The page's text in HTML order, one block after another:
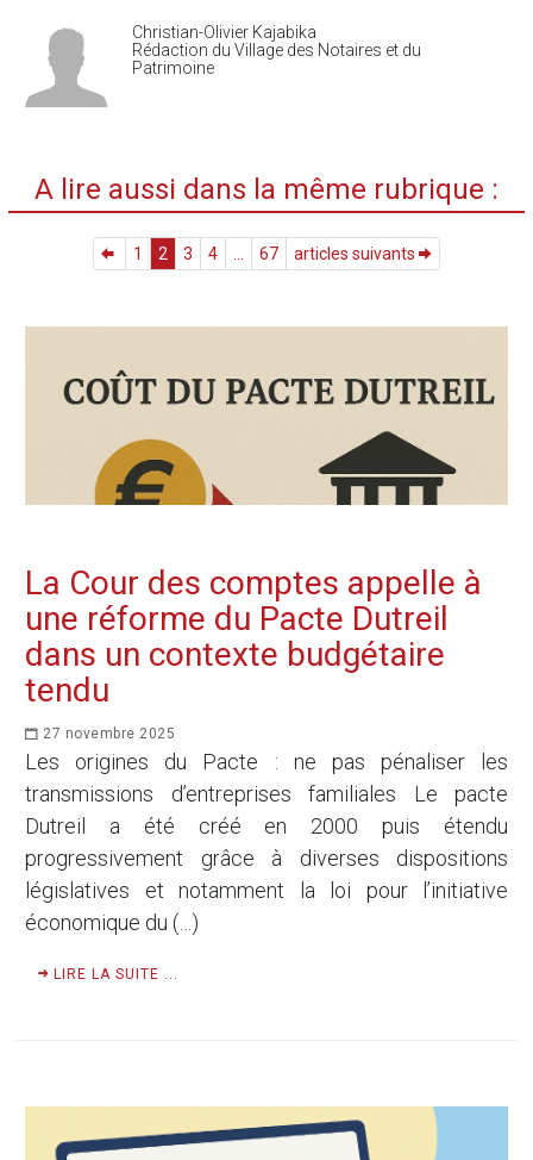
Christian-Olivier Kajabika
Rédaction du Village des Notaires et du
Patrimoine
A lire aussi dans la même rubrique :
1 2 3 4 67 articles suivants
La Cour des comptes appelle à
une réforme du Pacte Dutreil
dans un contexte budgétaire
tendu
27 novembre 2025
Les origines du Pacte : ne pas pénaliser les
transmissions d’entreprises familiales Le pacte
Dutreil a été créé en 2000 puis étendu
progressivement grâce à diverses dispositions
législatives et notamment la loi pour l’initiative
économique du (…)
LIRE LA SUITE ...